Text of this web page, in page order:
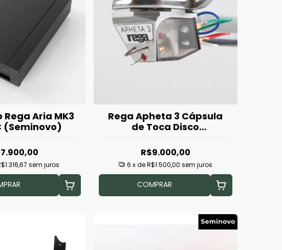
Rega Aria MK3
(Seminovo)
sem juros
Rega Apheta 3 Cápsula
de Toca Disco
R$9.000,00
6 x deR$1.500,00 sem juros
COMPRAR